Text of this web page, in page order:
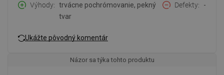
Výhody
trvácne pochrómovanie, pekný
tvar
Defekty -
Ukážte pôvodný komentár
Názor sa týka tohto produktu